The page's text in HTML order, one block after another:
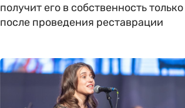
получит его в собственность только
после проведения реставрации